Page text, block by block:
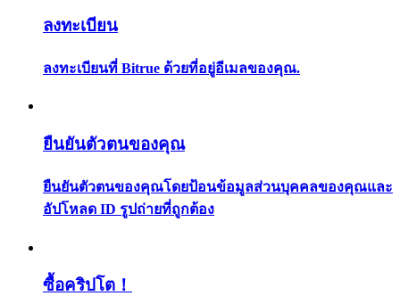
กลยุทธ์การซื้อขาย
เรียนรู้วิธีการรักษาผลกำไร
ลงทะเบียน
ลงทะเบียนที่ Bitrue ด้วยที่อยู่อีเมลของคุณ.
ยืนยันตัวตนของคุณ
ยืนยันตัวตนของคุณโดยป้อนข้อมูลส่วนบุคคลของคุณและ
อัปโหลด ID รูปถ่ายที่ถูกต้อง
ซื้อคริปโต！